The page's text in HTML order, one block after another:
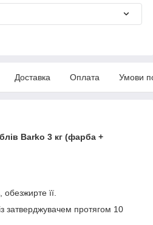
Доставка Оплата Умови
Barko 3 кг (фарба +
її.
затверджувачем протягом 10